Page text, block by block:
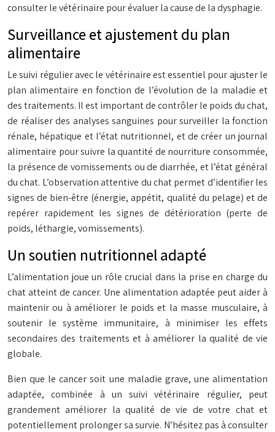
consulter le vétérinaire pour évaluer la cause de la dysphagie.
Surveillance et ajustement du plan
alimentaire
Le suivi régulier avec le vétérinaire est essentiel pour ajuster le
plan alimentaire en fonction de l’évolution de la maladie et
des traitements. Il est important de contrôler le poids du chat,
de réaliser des analyses sanguines pour surveiller la fonction
rénale, hépatique et l’état nutritionnel, et de créer un journal
alimentaire pour suivre la quantité de nourriture consommée,
la présence de vomissements ou de diarrhée, et l’état général
du chat. L’observation attentive du chat permet d’identifier les
signes de bien-être (énergie, appétit, qualité du pelage) et de
repérer rapidement les signes de détérioration (perte de
poids, léthargie, vomissements).
Un soutien nutritionnel adapté
L’alimentation joue un rôle crucial dans la prise en charge du
chat atteint de cancer. Une alimentation adaptée peut aider à
maintenir ou à améliorer le poids et la masse musculaire, à
soutenir le système immunitaire, à minimiser les effets
secondaires des traitements et à améliorer la qualité de vie
globale.
Bien que le cancer soit une maladie grave, une alimentation
adaptée, combinée à un suivi vétérinaire régulier, peut
grandement améliorer la qualité de vie de votre chat et
potentiellement prolonger sa survie. N’hésitez pas à consulter